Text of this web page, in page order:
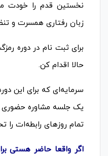
نخستین قدم را خودت
زبان رفتاری همسرت و
برای ثبت نام در دوره
حالا اقدام کن.
سرمایه‌ای که برای این
یک جلسه مشاوره حضوری
تمام روزهای رابطه‌ات را
اگر واقعا حاضر هستی